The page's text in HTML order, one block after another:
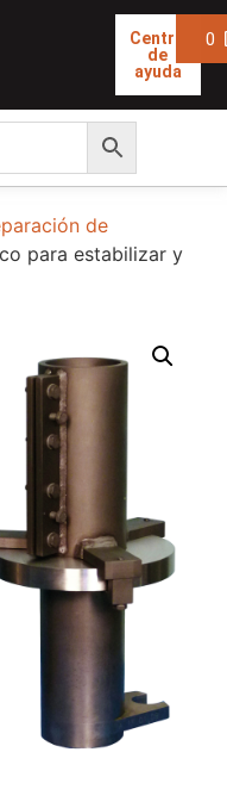
Centro
de
ayuda
0
de
para estabilizar y